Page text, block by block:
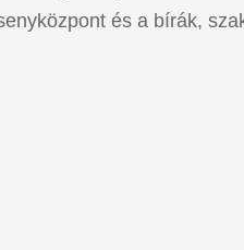
és a bírák,